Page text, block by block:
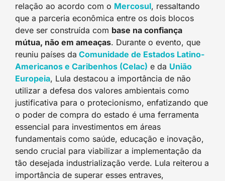
relação ao acordo com o Mercosul, ressaltando
que a parceria econômica entre os dois blocos
deve ser construída com base na confiança
mútua, não em ameaças. Durante o evento, que
reuniu países da Comunidade de Estados Latino-
Americanos e Caribenhos (Celac) e da União
Europeia, Lula destacou a importância de não
utilizar a defesa dos valores ambientais como
justificativa para o protecionismo, enfatizando que
o poder de compra do estado é uma ferramenta
essencial para investimentos em áreas
fundamentais como saúde, educação e inovação,
sendo crucial para viabilizar a implementação da
tão desejada industrialização verde. Lula reiterou a
importância de superar esses entraves,